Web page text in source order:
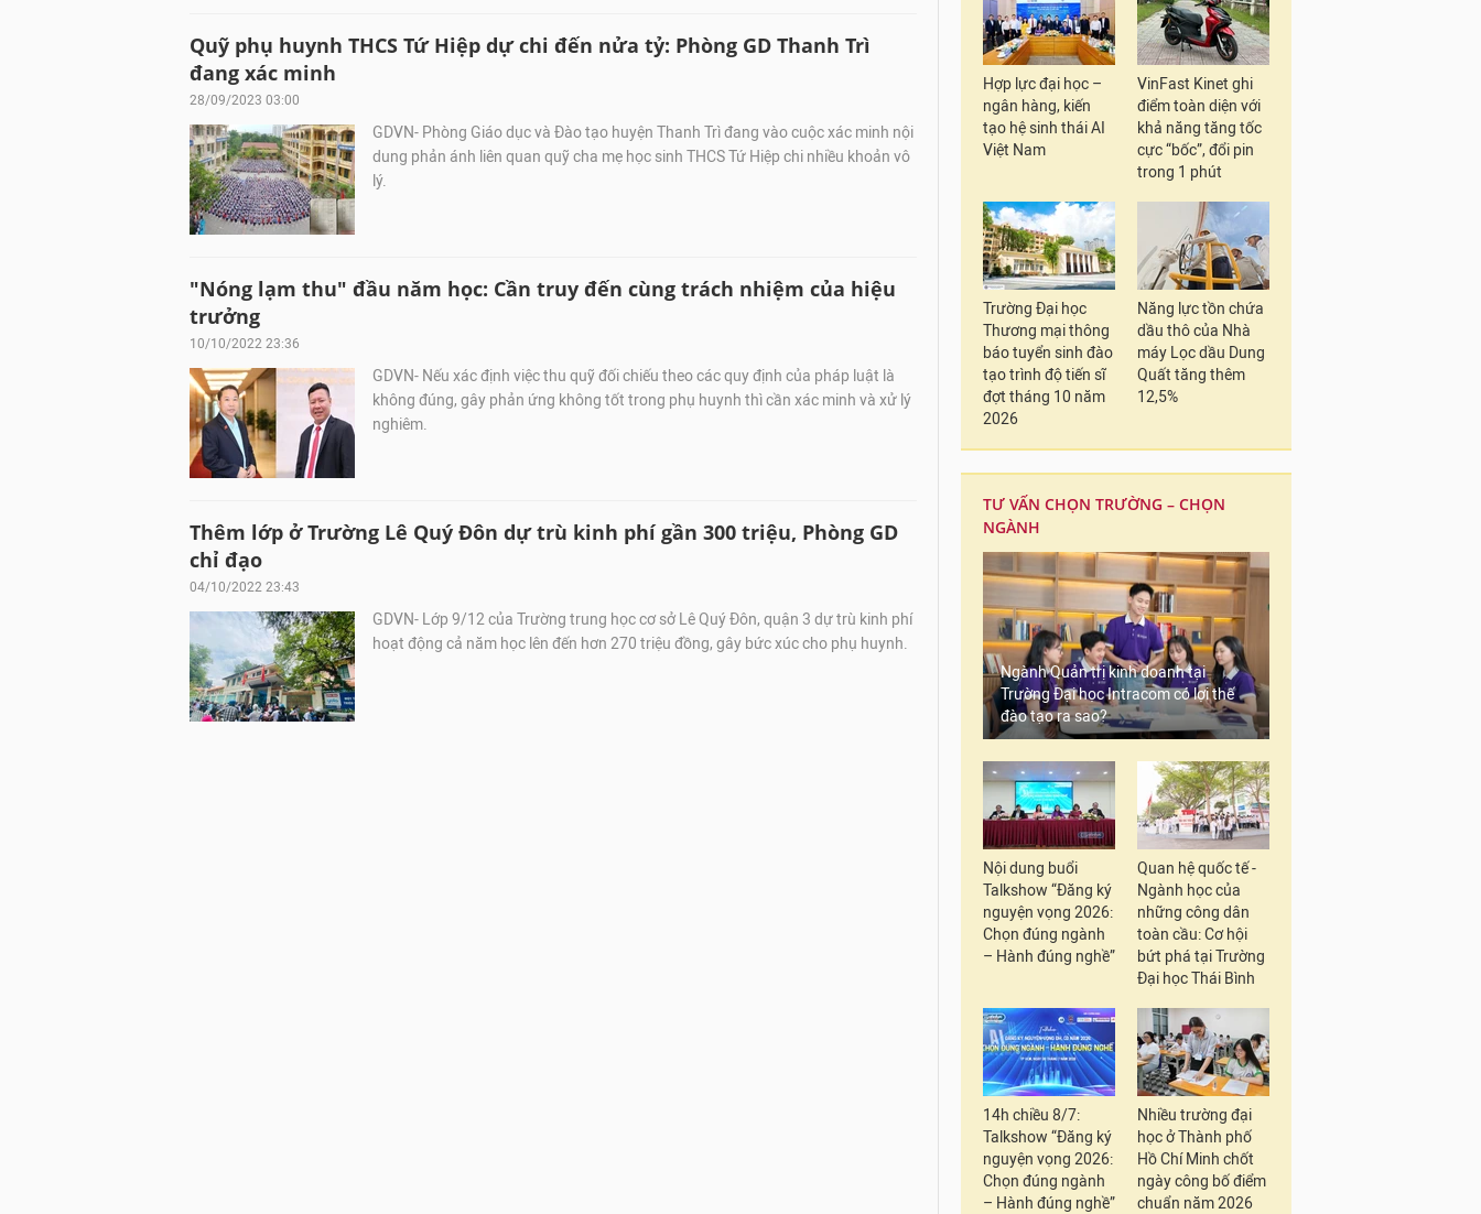
Quỹ phụ huynh THCS Tứ Hiệp dự chi đến nửa tỷ: Phòng GD Thanh Trì
đang xác minh
28/09/2023 03:00
GDVN- Phòng Giáo dục và Đào tạo huyện Thanh Trì đang vào cuộc xác minh nội
dung phản ánh liên quan quỹ cha mẹ học sinh THCS Tứ Hiệp chi nhiều khoản vô
lý.
"Nóng lạm thu" đầu năm học: Cần truy đến cùng trách nhiệm của hiệu
trưởng
10/10/2022 23:36
GDVN- Nếu xác định việc thu quỹ đối chiếu theo các quy định của pháp luật là
không đúng, gây phản ứng không tốt trong phụ huynh thì cần xác minh và xử lý
nghiêm.
Thêm lớp ở Trường Lê Quý Đôn dự trù kinh phí gần 300 triệu, Phòng GD
chỉ đạo
04/10/2022 23:43
GDVN- Lớp 9/12 của Trường trung học cơ sở Lê Quý Đôn, quận 3 dự trù kinh phí
hoạt động cả năm học lên đến hơn 270 triệu đồng, gây bức xúc cho phụ huynh.
Hợp lực đại học –
ngân hàng, kiến
tạo hệ sinh thái AI
Việt Nam
VinFast Kinet ghi
điểm toàn diện với
khả năng tăng tốc
cực “bốc”, đổi pin
trong 1 phút
Trường Đại học
Thương mại thông
báo tuyển sinh đào
tạo trình độ tiến sĩ
đợt tháng 10 năm
2026
Năng lực tồn chứa
dầu thô của Nhà
máy Lọc dầu Dung
Quất tăng thêm
12,5%
TƯ VẤN CHỌN TRƯỜNG – CHỌN
NGÀNH
Ngành Quản trị kinh doanh tại
Trường Đại học Intracom có lợi thế
đào tạo ra sao?
Nội dung buổi
Talkshow “Đăng ký
nguyện vọng 2026:
Chọn đúng ngành
– Hành đúng nghề”
Quan hệ quốc tế -
Ngành học của
những công dân
toàn cầu: Cơ hội
bứt phá tại Trường
Đại học Thái Bình
14h chiều 8/7:
Talkshow “Đăng ký
nguyện vọng 2026:
Chọn đúng ngành
– Hành đúng nghề”
Nhiều trường đại
học ở Thành phố
Hồ Chí Minh chốt
ngày công bố điểm
chuẩn năm 2026